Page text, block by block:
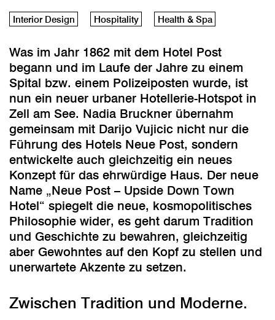
Interior Design Hospitality Health & Spa
Was im Jahr 1862 mit dem Hotel Post
begann und im Laufe der Jahre zu einem
Spital bzw. einem Polizeiposten wurde, ist
nun ein neuer urbaner Hotellerie-Hotspot in
Zell am See. Nadia Bruckner übernahm
gemeinsam mit Darijo Vujicic nicht nur die
Führung des Hotels Neue Post, sondern
entwickelte auch gleichzeitig ein neues
Konzept für das ehrwürdige Haus. Der neue
Name „Neue Post – Upside Down Town
Hotel“ spiegelt die neue, kosmopolitisches
Philosophie wider, es geht darum Tradition
und Geschichte zu bewahren, gleichzeitig
aber Gewohntes auf den Kopf zu stellen und
unerwartete Akzente zu setzen.
Zwischen Tradition und Moderne.